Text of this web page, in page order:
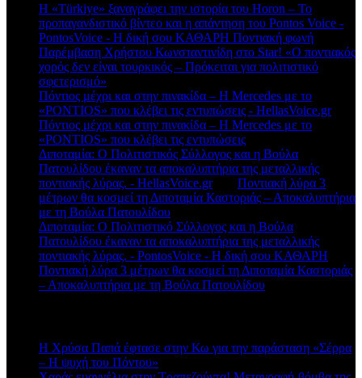
Η «Türkiye» ξαναγράφει την ιστορία του Horon – Το
προπαγανδιστικό βίντεο και η απάντηση του Pontos Voice -
PontosVoice - H δική σου ΚΑΘΑΡΗ Ποντιακή φωνή
Παρέμβαση Χρήστου Κωνσταντινίδη στο Star! «Ο ποντιακός
χορός δεν είναι τουρκικός – Πρόκειται για πολιτιστικό
σφετερισμό»
Πόντιος μέχρι και στην πινακίδα – Η Mercedes με το
«PONTIOS» που κλέβει τις εντυπώσεις - HellasVoice.grστο
Πόντιος μέχρι και στην πινακίδα – Η Mercedes με το
«PONTIOS» που κλέβει τις εντυπώσεις
Διποταμία: Ο Πολιτιστικός Σύλλογος και η Βούλα
Πατουλίδου έκαναν τα αποκαλυπτήρια της μεταλλικής
ποντιακής λύρας. - HellasVoice.grστο Ποντιακή λύρα 3
μέτρων θα κοσμεί τη Διποταμία Καστοριάς – Αποκαλυπτήρια
με τη Βούλα Πατουλίδου
Διποταμία: Ο Πολιτιστικό Σύλλογος και η Βούλα
Πατουλίδου έκαναν τα αποκαλυπτήρια της μεταλλικής
ποντιακής λύρας. - PontosVoice - H δική σου ΚΑΘΑΡΗ
Ποντιακή λύρα 3 μέτρων θα κοσμεί τη Διποταμία Καστοριάς
– Αποκαλυπτήρια με τη Βούλα Πατουλίδου
Η Χρύσα Παπά έφτασε στην Κω για την παράσταση «Σέρρα
– Η ψυχή του Πόντου»